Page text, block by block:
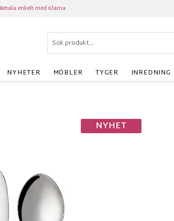
Betala enkelt med Klarna
NYHETER MÖBLER TYGER INREDNING
NYHET